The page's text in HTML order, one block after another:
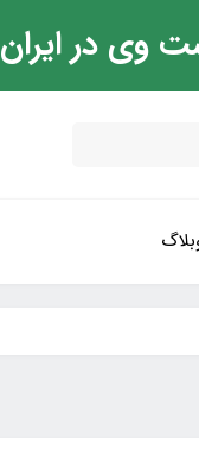
وی در ایران